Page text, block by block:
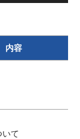
内容
いて